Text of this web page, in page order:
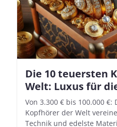
Die 10 teuersten
Welt: Luxus für
Von 3.300 € bis 100.000 €:
Kopfhörer der Welt
Technik und edelste
Apple AirPods Pro
So richtet ihr das
Feature ein
Mit iOS 18.1 und den